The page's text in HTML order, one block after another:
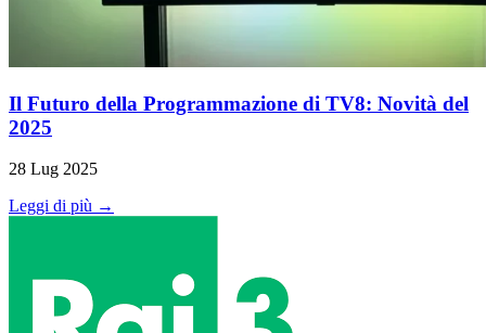
Il Futuro della Programmazione di TV8: Novità del
2025
28 Lug 2025
Leggi di più →